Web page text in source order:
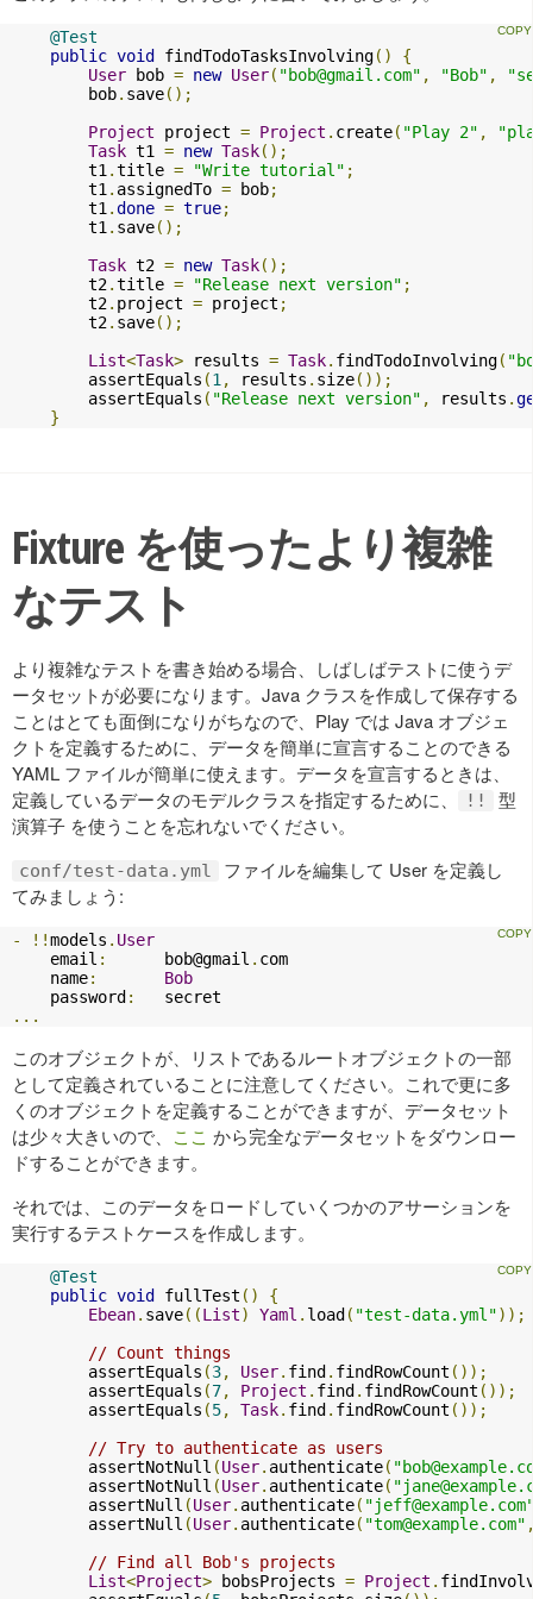
@Test
public void findTodoTasksInvolving()
{
User bob = new User( "bob@gmail.com" , "Bob" ,
        bob
. save();
Project project = Project . create( "Play 2" ,
Task t1 = new Task();
        t1
.title = "Write tutorial" ;
        t1
. assignedTo = bob;
        t1
.done = true;
        t1
. save();
Task t2 = new Task();
        t2
.title = "Release next version" ;
        t2
. project = project ;
        t2
. save();
List<Task> results = Task. findTodoInvolving( "
        assertEquals
(1 , results . size());
        assertEquals
( "Release next version" , results .
}
Fixture を使ったより複雑
なテスト
より複雑なテストを書き始める場合、しばしばテストに使うデ
ータセットが必要になります。Java クラスを作成して保存する
ことはとても面倒になりがちなので、Play では Java オブジェ
クトを定義するために、データを簡単に宣言することのできる
YAML ファイルが簡単に使えます。データを宣言するときは、
定義しているデータのモデルクラスを指定するために、
!!
型
演算子 を使うことを忘れないでください。
conf/test-data.yml
ファイルを編集して User を定義し
てみましょう:
- !!models . User
    email
: bob@gmail . com
    name
:
Bob
    password
:
...
このオブジェクトが、リストであるルートオブジェクトの一部
として定義されていることに注意してください。これで更に多
くのオブジェクトを定義することができますが、データセット
は少々大きいので、 ここ から完全なデータセットをダウンロー
ドすることができます。
それでは、このデータをロードしていくつかのアサーションを
実行するテストケースを作成します。
@Test
public void fullTest ()
{
Ebean. save((List) Yaml . load ( "test-data.yml"));
// Count things
        assertEquals
(3, User. find . findRowCount ());
        assertEquals
(7, Project . find . findRowCount ());
        assertEquals
(5, Task. find . findRowCount ());
// Try to authenticate as users
        assertNotNull
(User. authenticate( "
        assertNotNull
(User. authenticate( "
        assertNull
(User. authenticate( "jeff@example.com
        assertNull
(User. authenticate( "tom@example.com"
// Find all Bob's projects
List<Project> bobsProjects = Project .